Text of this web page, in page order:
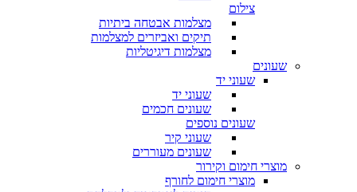
צילום
מצלמות אבטחה ביתיות
תיקים ואביזרים למצלמות
מצלמות דיגיטליות
שעונים
שעוני יד
שעוני יד
שעונים חכמים
שעונים נוספים
שעוני קיר
שעונים מעוררים
מוצרי חימום וקירור
מוצרי חימום לחורף